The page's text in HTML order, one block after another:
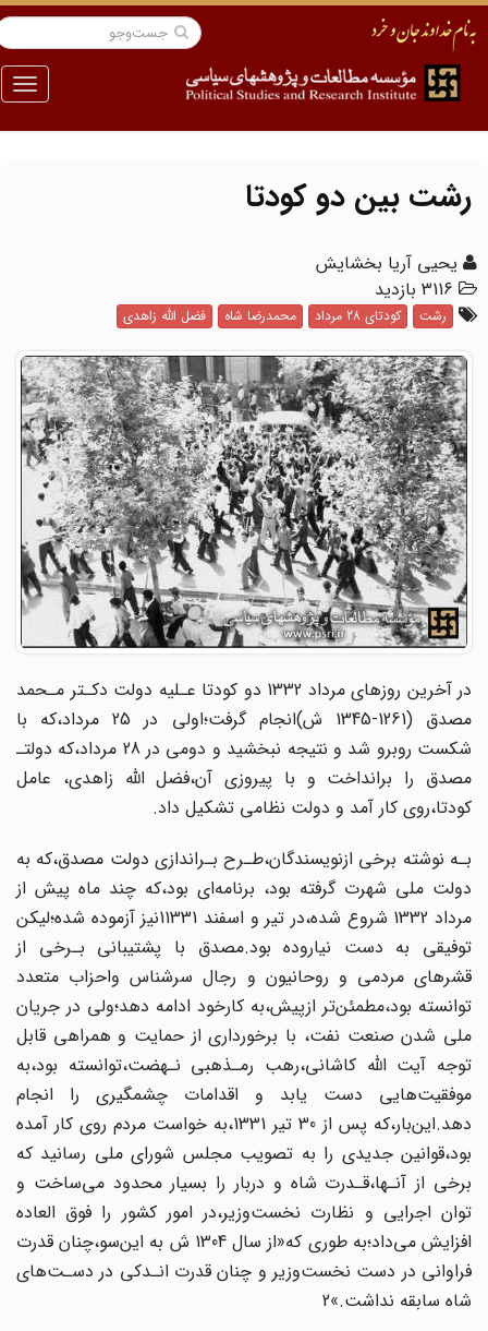
منو
رشت بین دو کودتا
یحیی آریا بخشایش
3116 بازدید
رشت کودتای 28 مرداد محمدرضا شاه فضل الله زاهدی
در آخرین روزهای‌ مرداد‌ 1332‌ دو کودتا عـلیه دولت دکـتر مـحمد
مصدق‌ (1261-1345 ش)انجام گرفت؛اولی در 25 مرداد‌،که با
شکست روبرو شد و نتیجه‌ نبخشید و دومی در 28 مرداد،که دولتـ‌
مصدق را برانداخت و با‌ پیروزی‌ آن،فضل اللّه زاهدی، عامل
کودتا،روی کار آمد و دولت نظامی تشکیل داد.
بـه نوشته برخی ازنویسندگان،طـرح بـراندازی دولت مصدق،که به
دولت ملی شهرت گرفته‌ بود، برنامه‌ای بود‌،که چند ماه پیش از
مرداد 1332 شروع شده،در تیر و اسفند 11331نیز آزموده شده؛لیکن
توفیقی به دست نیاروده بود.مصدق با پشتیبانی بـرخی از
قشرهای مردمی و روحانیون و رجال‌ سرشناس‌ واحزاب متعدد
توانسته بود،مطمئن‌تر ازپیش،به کارخود ادامه‌ دهد؛ولی در جریان
ملی شدن صنعت نفت، با برخورداری از حمایت و همراهی قابل
توجه‌ آیت اللّه کاشانی،رهب‌ رمـذهبی‌ نـهضت،توانسته بود،به
موفقیت‌هایی دست یابد و اقدامات‌ چشمگیری را انجام
دهد.این‌بار،که پس از 30 تیر 1331،به خواست مردم روی کار آمده‌
بود،قوانین جدیدی را‌ به‌ تصویب مجلس شورای ملی رسانید که
برخی از آنـها،قـدرت شاه و دربار را بسیار محدود می‌ساخت و
توان اجرایی و نظارت نخست‌وزیر،در امور کشور را فوق العاده
افزایش می‌داد؛به‌ طوری‌ که‌«از سال 1304 ش به این‌سو‌،چنان‌ قدرت‌
فراوانی در دست نخست‌وزیر و چنان قدرت انـدکی در دسـت‌های
شاه سابقه نداشت.»2